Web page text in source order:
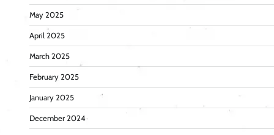
May 2025
April 2025
March 2025
February 2025
January 2025
December 2024